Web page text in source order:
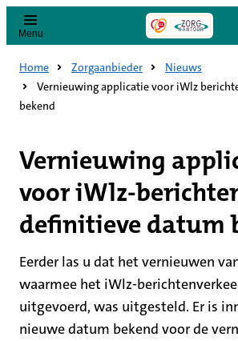
Menu
Home Zorgaanbieder
Nieuws
Vernieuwing applicatie voor iWlz
bekend
Vernieuwing
voor iWlz-
definitieve datum
Eerder las u dat het vernieuwen
waarmee het iWlz-
uitgevoerd, was uitgesteld. Er is
nieuwe datum bekend voor de